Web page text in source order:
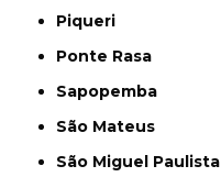
Piqueri
Ponte Rasa
Sapopemba
São Mateus
São Miguel Paulista